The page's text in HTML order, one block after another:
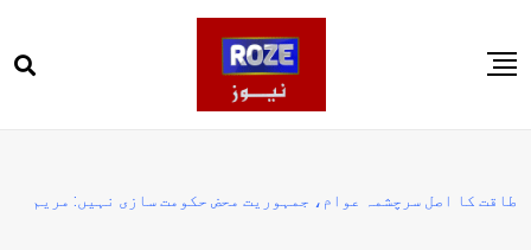
to
پاکستان
طاقت کا اصل سرچشمہ عوام، جمہوریت محض حکومت سازی نہیں: مریم